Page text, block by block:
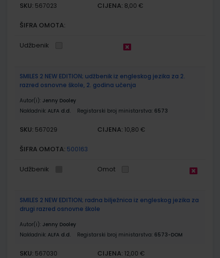
SKU: 567023 CIJENA: 8,00 €
ŠIFRA OMOTA:
Udžbenik
SMILES 2 NEW EDITION; udžbenik iz engleskog jezika za 2.
razred osnovne škole, 2. godina učenja
Autor(i): Jenny Dooley
Nakladnik: ALFA d.d. Registarski broj ministarstva: 6573
SKU: 567029 CIJENA: 10,80 €
ŠIFRA OMOTA: 500163
Udžbenik Omot
SMILES 2 NEW EDITION; radna bilježnica iz engleskog jezika za
drugi razred osnovne škole
Autor(i): Jenny Dooley
Nakladnik: ALFA d.d. Registarski broj ministarstva: 6573-DOM
SKU: 567030 CIJENA: 12,00 €